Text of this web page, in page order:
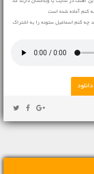
آهنگ در سایت یا وبلاگشان دارند کد
کنم آماده شده است
چه کنم اسماعیل ستوده را به اشتراک